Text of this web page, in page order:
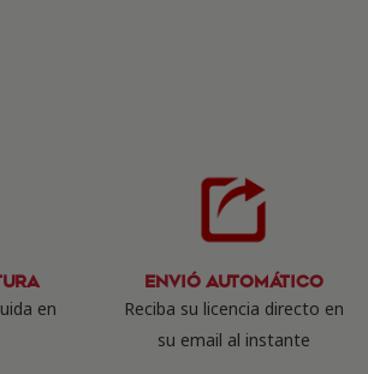
en
Envió Automático
Reciba su licencia directo en
su email al instante